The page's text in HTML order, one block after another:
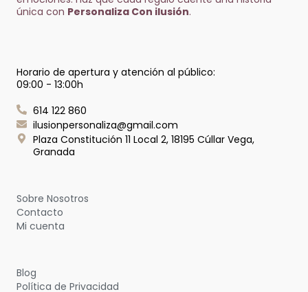
Llaveros Personalizados: Pequeños
Detalles con Gran Significado
octubre 10, 2024